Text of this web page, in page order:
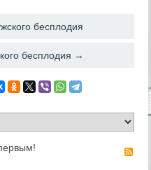
бесплодия
бесплодия →